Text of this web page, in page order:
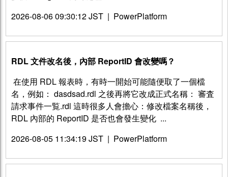
2026-08-06 09:30:12 JST | PowerPlatform
RDL 文件改名後，內部 ReportID 會改變嗎？
​ 在使用 RDL 報表時，有時一開始可能隨便取了一個檔
名，例如： dasdsad.rdl 之後再將它改成正式名稱： 審査
請求事件一覧.rdl 這時很多人會擔心：修改檔案名稱後，
RDL 內部的 ReportID 是否也會發生變化 ​ ...
2026-08-05 11:34:19 JST | PowerPlatform